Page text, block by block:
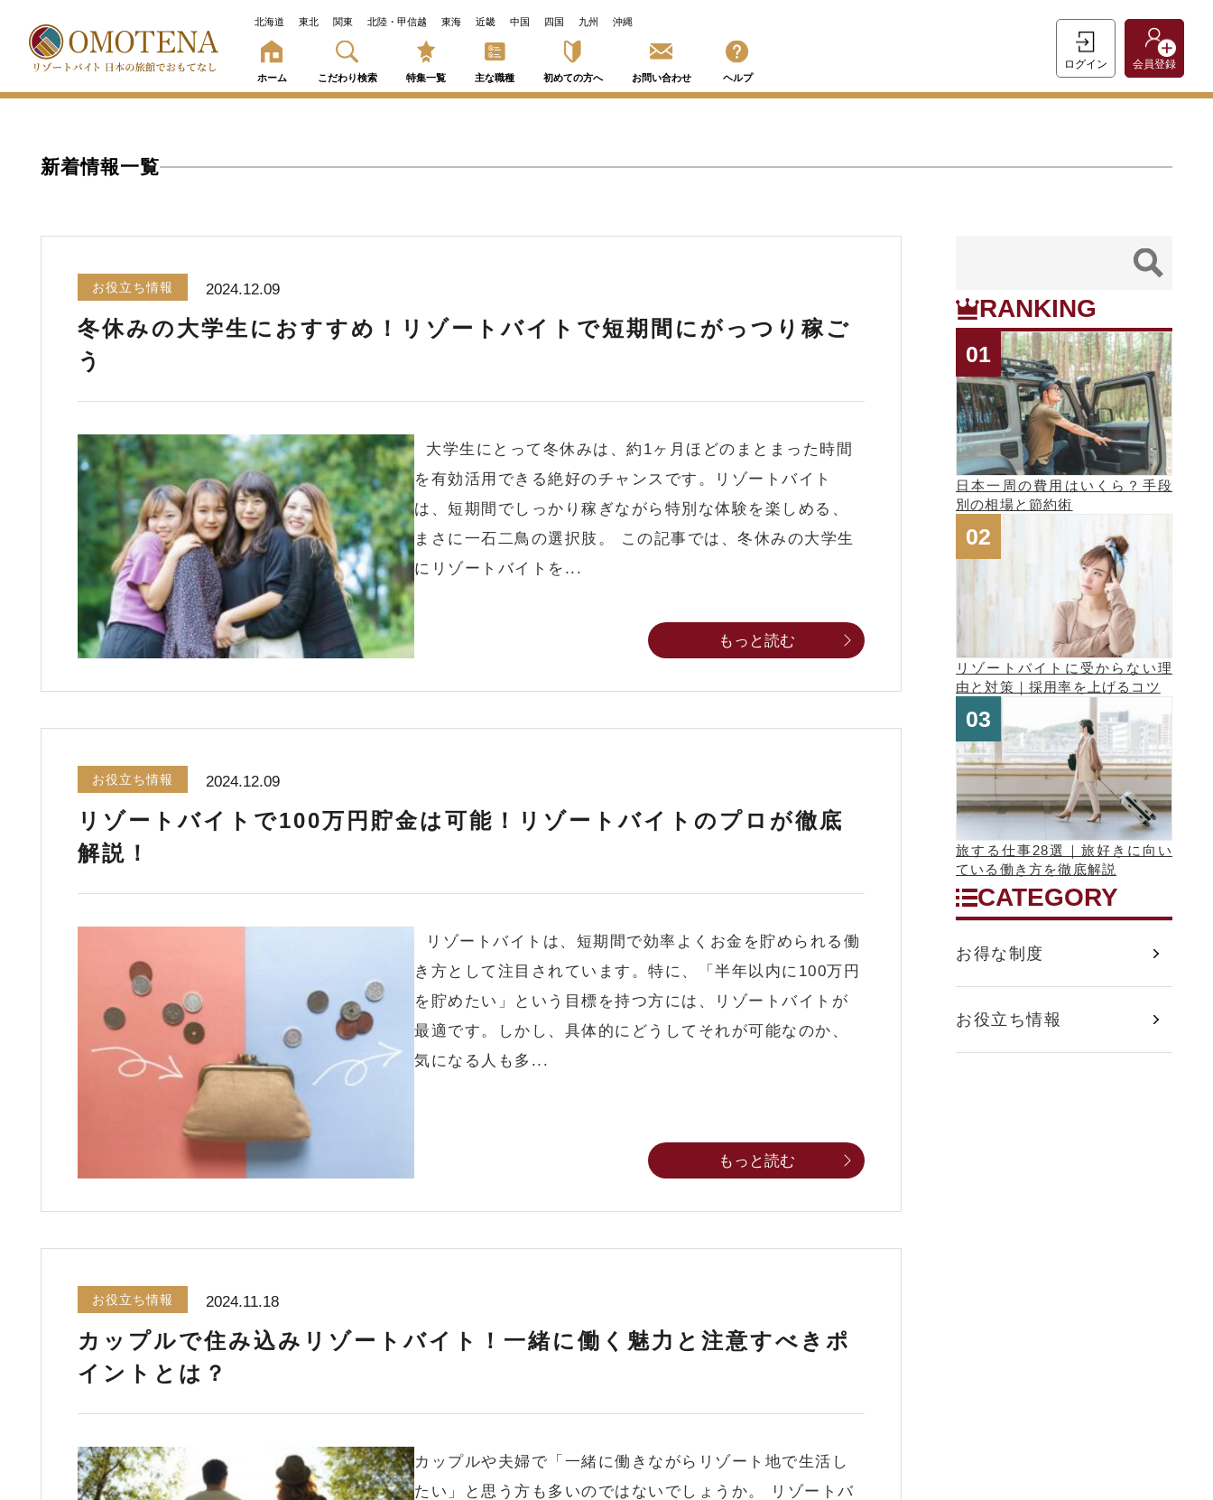
北海道 東北 関東 北陸・甲信越 東海 近畿 中国 四国 九州 沖縄
ホーム こだわり検索 特集一覧 主な職種 初めての方へ お問い合わせ ヘルプ
ログイン 会員登録
新着情報一覧
お役立ち情報 2024.12.09
冬休みの大学生におすすめ！リゾートバイトで短期間にがっつり稼ご
う
大学生にとって冬休みは、約1ヶ月ほどのまとまった時間
を有効活用できる絶好のチャンスです。リゾートバイト
は、短期間でしっかり稼ぎながら特別な体験を楽しめる、
まさに一石二鳥の選択肢。 この記事では、冬休みの大学生
にリゾートバイトを...
もっと読む
お役立ち情報 2024.12.09
リゾートバイトで100万円貯金は可能！リゾートバイトのプロが徹底
解説！
リゾートバイトは、短期間で効率よくお金を貯められる働
き方として注目されています。特に、「半年以内に100万円
を貯めたい」という目標を持つ方には、リゾートバイトが
最適です。しかし、具体的にどうしてそれが可能なのか、
気になる人も多...
もっと読む
お役立ち情報 2024.11.18
カップルで住み込みリゾートバイト！一緒に働く魅力と注意すべきポ
イントとは？
カップルや夫婦で「一緒に働きながらリゾート地で生活し
たい」と思う方も多いのではないでしょうか。 リゾートバ
RANKING
日本一周の費用はいくら？手段
別の相場と節約術
リゾートバイトに受からない理
由と対策｜採用率を上げるコツ
旅する仕事28選｜旅好きに向い
ている働き方を徹底解説
CATEGORY
お得な制度
お役立ち情報